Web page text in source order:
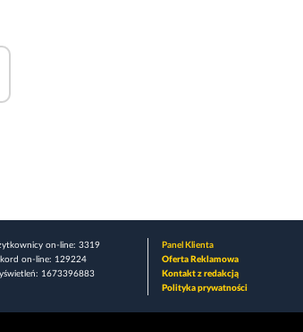
on-line: 3319
on-line: 129224
1673396883
Panel Klienta
Oferta Reklamowa
Kontakt z redakcją
Polityka prywatności